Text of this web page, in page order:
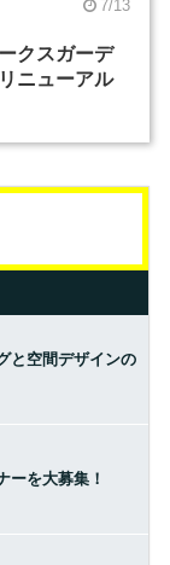
7/13
クスガーデ
ニューアル
と空間デザインの
ーを大募集！